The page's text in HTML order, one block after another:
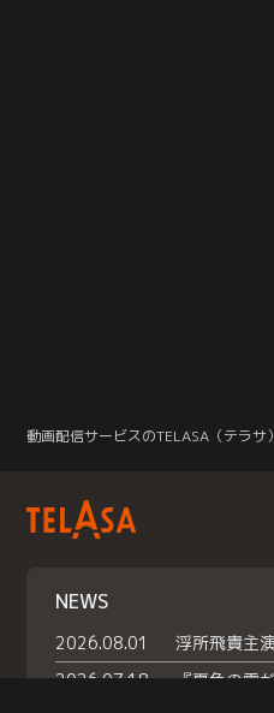
動画配信サービスのTELASA（テラサ）
NEWS
2026.08.01
2026.07.18